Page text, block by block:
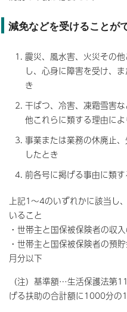
減免などを受けることが
震災、風水害、火災その
し、心身に障害を受け、
き
干ばつ、冷害、凍霜雪害
他これらに類する理由に
事業または業務の休廃止
したとき
前各号に掲げる事由に類
上記1～4のいずれかに該当し
いること
・世帯主と国保被保険者の収
・世帯主と国保被保険者の預
月分以下
（注）基準額…生活保護法第
げる扶助の合計額に1000分の